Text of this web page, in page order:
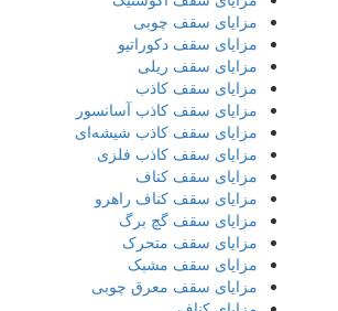
مزایای سقف چوبی
مزایای سقف دکوراتیو
مزایای سقف ریلی
مزایای سقف کاذب
مزایای سقف کاذب آسانسور
مزایای سقف کاذب شیشه‌ای
مزایای سقف کاذب فلزی
مزایای سقف کناف
مزایای سقف کناف راهرو
مزایای سقف گچ برگ
مزایای سقف متحرک
مزایای سقف مشبک
مزایای سقف معرق چوبی